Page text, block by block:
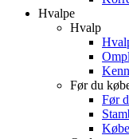
Hvalpe
Hvalp
Før du
Før